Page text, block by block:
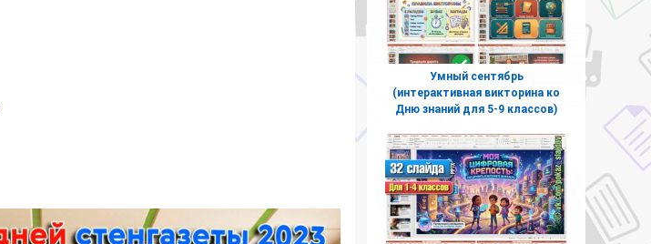
Умный сентябрь
(интерактивная викторина ко
Дню знаний для 5-9 классов)